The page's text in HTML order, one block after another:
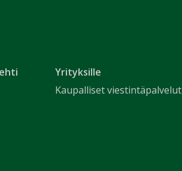
Yrityksille
Kaupalliset viestintäpalvelut